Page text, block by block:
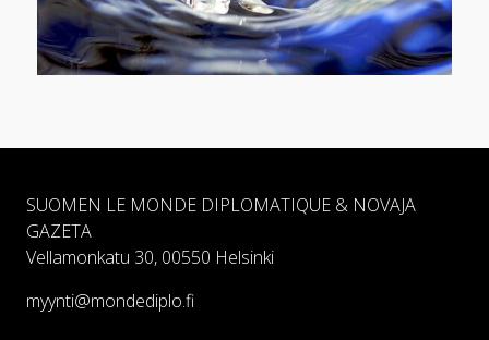
SUOMEN LE MONDE DIPLOMATIQUE & NOVAJA
GAZETA
Vellamonkatu 30, 00550 Helsinki
myynti@mondediplo.fi